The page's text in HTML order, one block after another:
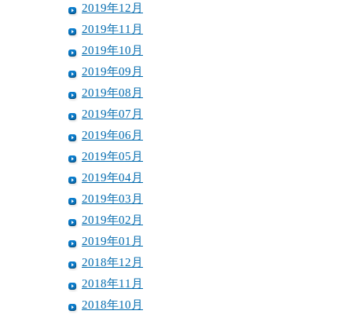
2019年12月
2019年11月
2019年10月
2019年09月
2019年08月
2019年07月
2019年06月
2019年05月
2019年04月
2019年03月
2019年02月
2019年01月
2018年12月
2018年11月
2018年10月